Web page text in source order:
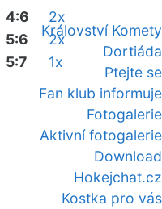
Království Komety
Dortiáda
Ptejte se
Fan klub informuje
Fotogalerie
Aktivní fotogalerie
Download
Hokejchat.cz
Kostka pro vás
4:6
2x
5:6
2x
5:7
1x